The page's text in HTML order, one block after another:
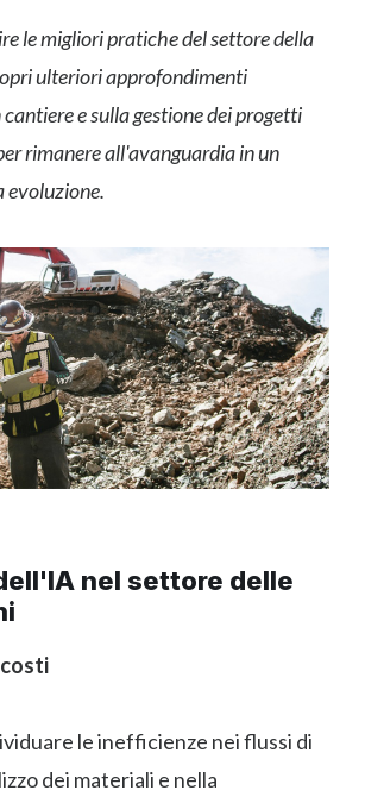
le migliori pratiche del settore della
ulteriori approfondimenti
e sulla gestione dei progetti
rimanere all'avanguardia in un
evoluzione.
nel settore delle
le inefficienze nei flussi di
dei materiali e nella